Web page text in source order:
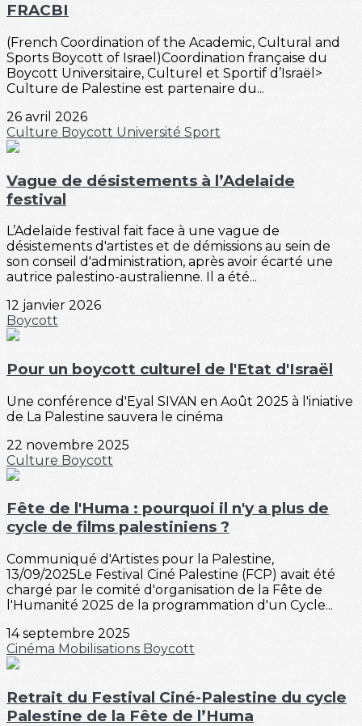
FRACBI
(French Coordination of the Academic, Cultural and
Sports Boycott of Israel)Coordination française du
Boycott Universitaire, Culturel et Sportif d’Israël>
Culture de Palestine est partenaire du...
26 avril 2026
Culture Boycott Université Sport
Vague de désistements à l’Adelaide
festival
L’Adelaïde festival fait face à une vague de
désistements d'artistes et de démissions au sein de
son conseil d'administration, après avoir écarté une
autrice palestino-australienne. Il a été...
12 janvier 2026
Boycott
Pour un boycott culturel de l'Etat d'Israël
Une conférence d'Eyal SIVAN en Août 2025 à l'iniative
de La Palestine sauvera le cinéma
22 novembre 2025
Culture Boycott
Fête de l'Huma : pourquoi il n'y a plus de
cycle de films palestiniens ?
Communiqué d'Artistes pour la Palestine,
13/09/2025Le Festival Ciné Palestine (FCP) avait été
chargé par le comité d'organisation de la Fête de
l'Humanité 2025 de la programmation d'un Cycle...
14 septembre 2025
Cinéma Mobilisations Boycott
Retrait du Festival Ciné-Palestine du cycle
Palestine de la Fête de l’Huma